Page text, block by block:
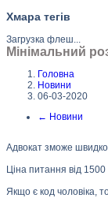
Хмара тегів
Загрузка флеш...
Мінімальний
Головна
Новини
06-03-2020
← Новини
Адвокат зможе
Ціна питання від 1500
Якщо є код чоловіка,